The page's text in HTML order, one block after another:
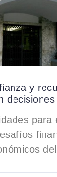
y
para